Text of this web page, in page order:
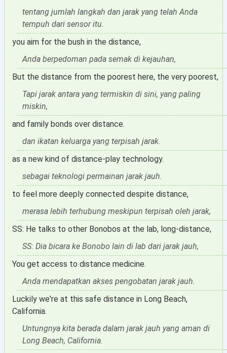
tentang jumlah langkah dan jarak yang telah Anda
tempuh dari sensor itu.
you aim for the bush in the distance,
Anda berpedoman pada semak di kejauhan,
But the distance from the poorest here, the very poorest,
Tapi jarak antara yang termiskin di sini, yang paling
miskin,
and family bonds over distance.
dan ikatan keluarga yang terpisah jarak.
as a new kind of distance-play technology.
sebagai teknologi permainan jarak jauh.
to feel more deeply connected despite distance,
merasa lebih terhubung meskipun terpisah oleh jarak,
SS: He talks to other Bonobos at the lab, long-distance,
SS: Dia bicara ke Bonobo lain di lab dari jarak jauh,
You get access to distance medicine.
Anda mendapatkan akses pengobatan jarak jauh.
Luckily we're at this safe distance in Long Beach,
California.
Untungnya kita berada dalam jarak jauh yang aman di
Long Beach, California.